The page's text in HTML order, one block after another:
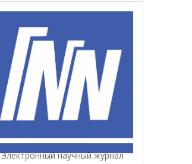
Электронный научный журнал